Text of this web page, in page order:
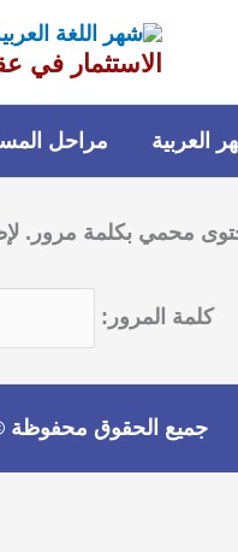
الاستثمار في
العربية مراحل
محمي بكلمة مرور.
كلمة المرور:
جميع الحقوق محفوظة ©